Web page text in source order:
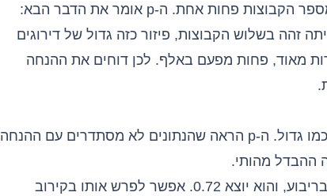
ה-2 בסוגריים הוא דרגות החופש, מספר הקבוצות פחות אחת. ה-p אומר את הדבר הבא:
זהה בשלוש הקבוצות, פיזור כזה גדול של דירוגים
מאוד, פחות מפעם באלף. לכן דוחים את ההנחה
גדול
. ה-p הראה שהנתונים לא מסתדרים עם ההנחה
ההבדל מהותי.
המדד שמתאים כאן נקרא אפסילון בריבוע, והוא יוצא 0.72. אפשר לפרש אותו בקירוב